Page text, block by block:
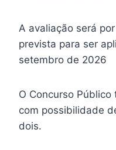
A avaliação será
prevista para ser
setembro de 2026
O Concurso
com possibilidade
dois.